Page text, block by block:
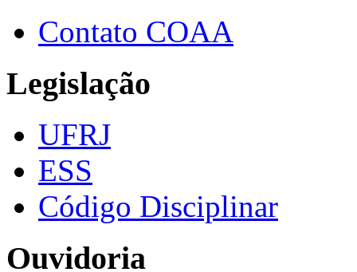
Contato COAA
Legislação
UFRJ
ESS
Código Disciplinar
Ouvidoria